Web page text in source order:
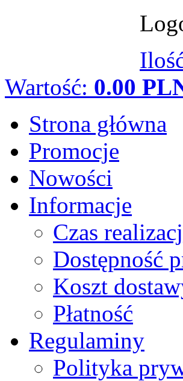
Wartość: 0.00
Strona główna
Promocje
Nowości
Informacje
Czas
Dostępność
Koszt
Płatność
Regulaminy
Polityka